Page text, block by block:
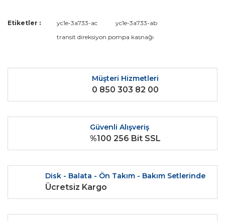
Bu ürüne ilk yorumu siz yapın!
Yorum Yaz
Bu ürünün fiyat bilgisi, resim, ürün açıklamalarında ve diğer
kullanarak tarafımıza iletebilirsiniz.
Ürün resmi kalitesiz, bozuk veya görüntülenemiyor.
Ürün açıklamasında eksik bilgiler bulunuyor.
Ürün bilgilerinde hatalar bulunuyor.
Ürün fiyatı diğer sitelerden daha pahalı.
Bu ürüne benzer farklı alternatifler olmalı.
Gönder
Etiketler : yc1e-3a733-ac
yc1e-3a733-ab
transit direksiyon pompa kasnağı
Müşteri Hizmetleri
0 850 303 82 00
Güvenli Alışveriş
%100 256 Bit SSL
Disk - Balata - Ön Takım - Bakım Setlerinde
Ücretsiz Kargo